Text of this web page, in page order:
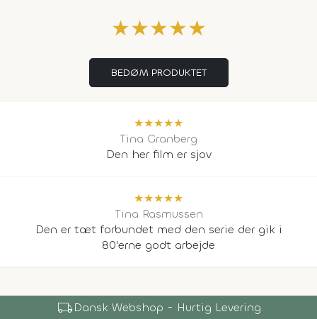
★★★★★
BEDØM PRODUKTET
★★★★★
Tina Granberg
Den her film er sjov
★★★★★
Tina Rasmussen
Den er tæt forbundet med den serie der gik i
80'erne godt arbejde
local_shippingDansk Webshop - Hurtig Levering